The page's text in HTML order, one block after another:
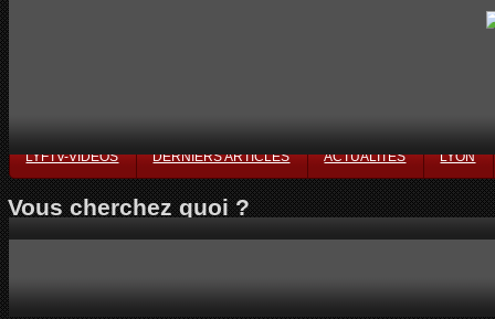
LYFTV-VIDÉOS DERNIERS ARTICLES ACTUALITÉS LYON
Vous cherchez quoi ?